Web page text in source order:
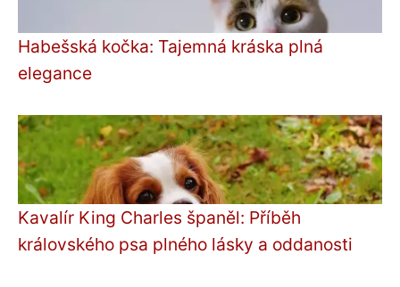
Habešská kočka: Tajemná kráska plná
elegance
Kavalír King Charles španěl: Příběh
královského psa plného lásky a oddanosti